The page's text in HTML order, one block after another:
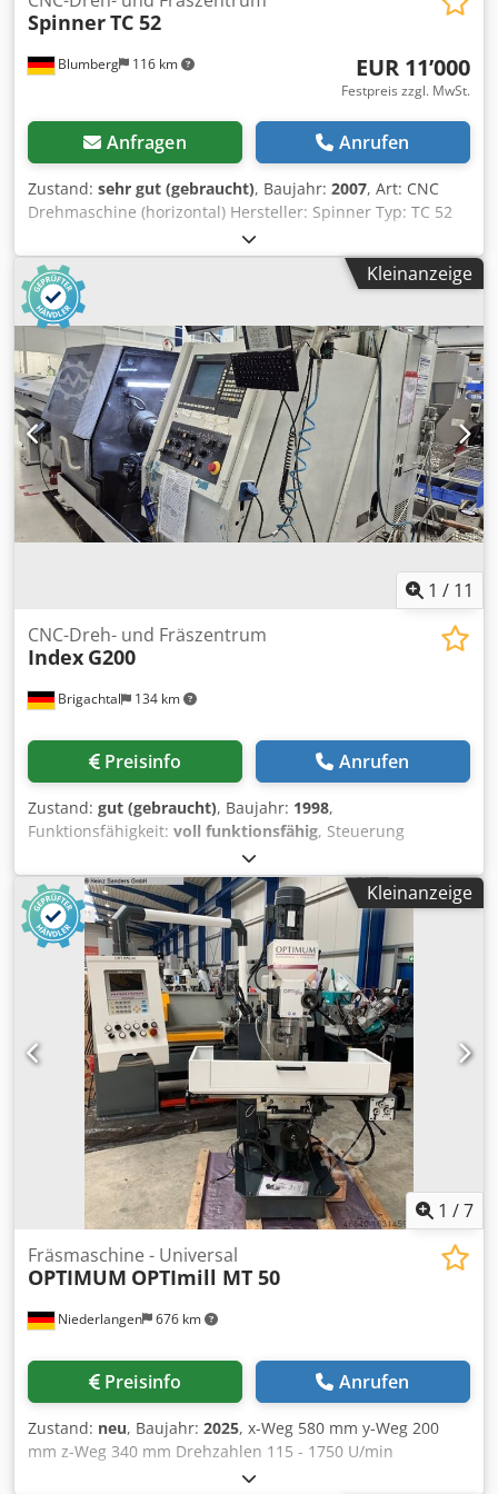
Blumberg 116 km
SpinnerTC 52
EUR 11’000
Festpreis zzgl. MwSt.
Anfragen Anrufen
Zustand: sehr gut (gebraucht), Baujahr: 2007, Art: CNC
Drehmaschine (horizontal) Hersteller: Spinner Typ: TC 52
Baujahr: 2007 SN: 123445 Steuerung: Fanuc Drei-Achsen-
Maschine: XZ C (C-Achse reine Positionier-Achse: Keine
angetriebene Werkzeuge) Stangendurchmesser 42 mm
Dreibackenfutter : 165 mm Betriebs-/Spindelstunden: ca.
32.500 h / 6.400 h (abgelesen 2025/11) Zubehör:
Späneförderer, IKZ (coolant center), Backenfutter,,
Dokumentation Zustand: Gut Crodpfoyki Hmox Agxjf
Kleinanzeige
1 / 11
Brigachtal 134 km
CNC-Dreh- und Fräszentrum
Index G200
Preisinfo Anrufen
Zustand: gut (gebraucht), Baujahr: 1998,
Funktionsfähigkeit: voll funktionsfähig, Steuerung
Siemens 840D, Crsdpey Icwnefx Agxsf Spindeldurchlass
65mm, Haupt- und Gegenspindel, 2 x C-Achse,
angetriebene Werkzeuge auf beiden Revolvern, Hainbuch-
Spannfutter auf beiden Spindeln, Feuerlöschanlage da nur
mit Schneidöl betrieben, Hochdruckpumpe,
Späneförderer, Lademagazin FMB-Turbo Bj.: 2017,
Werkzeughalterpaket , sofort verfügbar. Keine Gewähr für
das fotografierte Zubehör und technische Details.
Kleinanzeige
1 /7
Niederlangen 676 km
Fräsmaschine - Universal
OPTIMUM OPTImill MT 50
Preisinfo Anrufen
Zustand: neu, Baujahr: 2025, x-Weg 580 mm y-Weg 200
mm z-Weg 340 mm Drehzahlen 115 - 1750 U/min
Tischfläche 1000 x 240 mm Werkzeugaufnahme ISO 40